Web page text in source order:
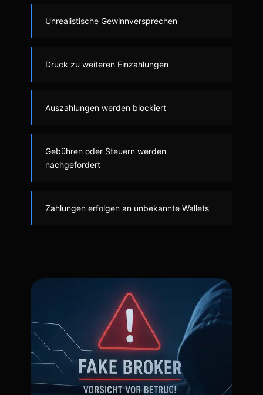
Unrealistische Gewinnversprechen
Druck zu weiteren Einzahlungen
Auszahlungen werden blockiert
Gebühren oder Steuern werden
nachgefordert
Zahlungen erfolgen an unbekannte Wallets